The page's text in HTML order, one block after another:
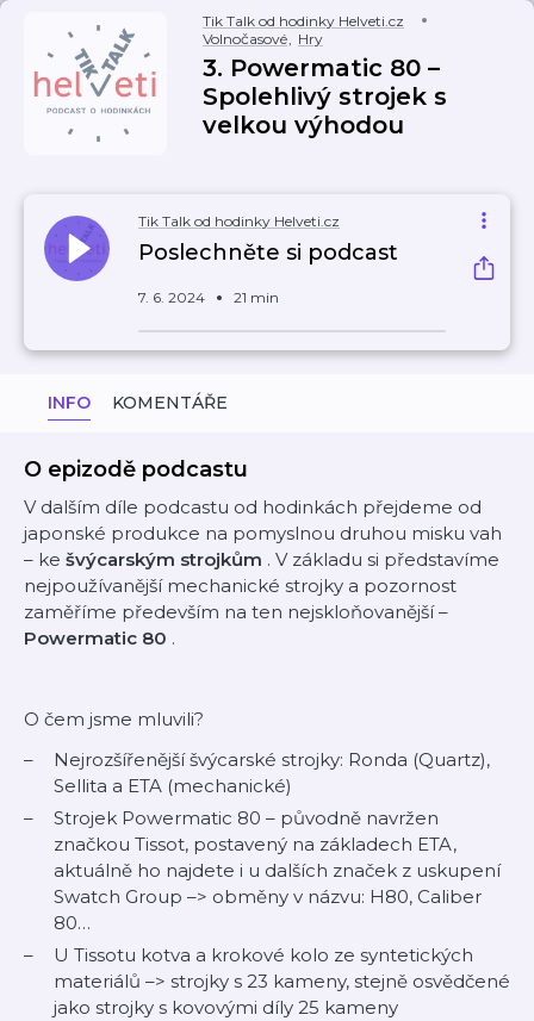
Tik Talk od hodinky Helveti.cz
Volnočasové, Hry
3. Powermatic 80 –
Spolehlivý strojek s
velkou výhodou
Tik Talk od hodinky Helveti.cz
Poslechněte si podcast
7. 6. 2024 21 min
INFO KOMENTÁŘE
O epizodě podcastu
V dalším díle podcastu od hodinkách přejdeme od
japonské produkce na pomyslnou druhou misku vah
– ke švýcarským strojkům . V základu si představíme
nejpoužívanější mechanické strojky a pozornost
zaměříme především na ten nejskloňovanější –
Powermatic 80 .
O čem jsme mluvili?
Nejrozšířenější švýcarské strojky: Ronda (Quartz),
Sellita a ETA (mechanické)
Strojek Powermatic 80 – původně navržen
značkou Tissot, postavený na základech ETA,
aktuálně ho najdete i u dalších značek z uskupení
Swatch Group –> obměny v názvu: H80, Caliber
80…
U Tissotu kotva a krokové kolo ze syntetických
materiálů –> strojky s 23 kameny, stejně osvědčené
jako strojky s kovovými díly 25 kameny